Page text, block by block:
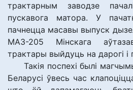
трактарным заводзе
пускавога матора. У
пачнецца масавы выпуск
МАЗ-205 Мінскага
трактары выйдуць на дарогі і
Такія поспехі былі
Беларусі ўвесь час